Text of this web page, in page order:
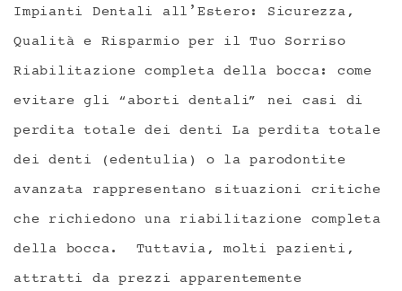
Impianti Dentali all’Estero: Sicurezza,
Qualità e Risparmio per il Tuo Sorriso
Riabilitazione completa della bocca: come
evitare gli “aborti dentali” nei casi di
perdita totale dei denti La perdita totale
dei denti (edentulia) o la parodontite
avanzata rappresentano situazioni critiche
che richiedono una riabilitazione completa
della bocca. Tuttavia, molti pazienti,
attratti da prezzi apparentemente